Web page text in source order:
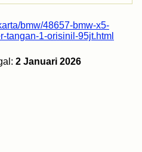
bmw/48657-bmw-x5-
tangan-1-orisinil-95jt.html
2 Januari 2026